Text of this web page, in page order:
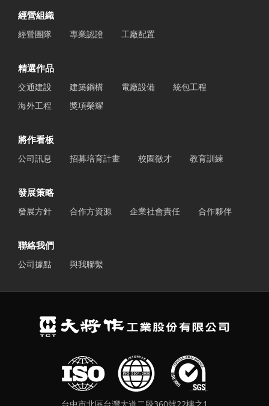
經營組織
經營團隊 專業認證 工廠配置
精選作品
交通建設 建築鋼構 電廠設備
統包工程
海外工程
獎項榮耀
將作看板
公司訊息 招募培育計畫 校園徵才 教育訓練
發展策略
發展方針 合作方資源 企業社會責任 合作夥伴
聯絡我們
公司據點 與我聯繫
台中市北區台灣大道二段360號22樓之1